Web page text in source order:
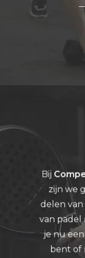
Bij
zijn we
delen
van padel
je nu
bent of